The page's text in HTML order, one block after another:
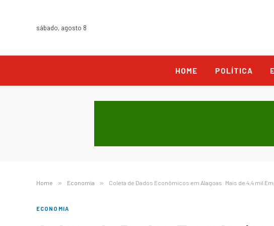
sábado, agosto 8
HOME POLÍTICA
Home » Economia » Coleta de Dados Econômicos em Alagoas: Mais de 4,4 mil
ECONOMIA